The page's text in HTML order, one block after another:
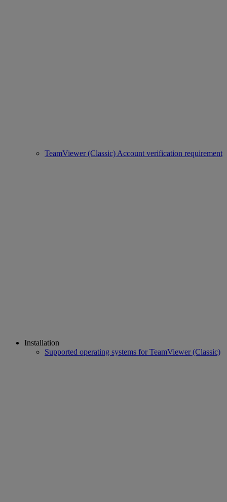
TeamViewer (Classic) Account verification requirement
Installation
Supported operating systems for TeamViewer (Classic)